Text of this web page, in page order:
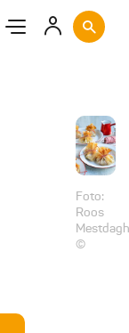
Foto:
Roos
©